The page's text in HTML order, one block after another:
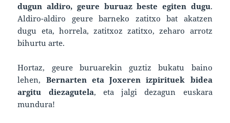
dugun aldiro, geure buruaz beste egiten dugu.
Aldiro-aldiro geure barneko zatitxo bat akatzen
dugu eta, horrela, zatitxoz zatitxo, zeharo arrotz
bihurtu arte.
Hortaz, geure buruarekin guztiz bukatu baino
lehen, Bernarten eta Joxeren izpirituek bidea
argitu diezagutela, eta jalgi dezagun euskara
mundura!